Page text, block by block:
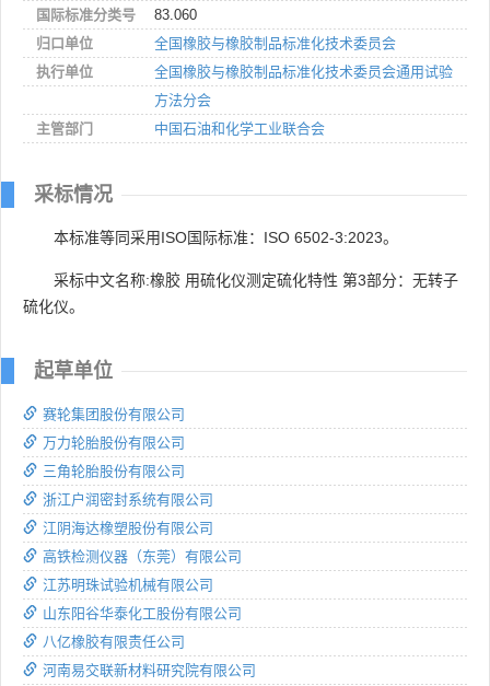
国际标准分类号
83.060
归口单位
全国橡胶与橡胶制品标准化技术委员会
执行单位
全国橡胶与橡胶制品标准化技术委员会通用试验
方法分会
主管部门
中国石油和化学工业联合会
采标情况
本标准等同采用ISO国际标准：ISO 6502-3:2023。
采标中文名称:橡胶 用硫化仪测定硫化特性 第3部分：无转子
硫化仪。
起草单位
赛轮集团股份有限公司
万力轮胎股份有限公司
三角轮胎股份有限公司
浙江户润密封系统有限公司
江阴海达橡塑股份有限公司
高铁检测仪器（东莞）有限公司
江苏明珠试验机械有限公司
山东阳谷华泰化工股份有限公司
八亿橡胶有限责任公司
河南易交联新材料研究院有限公司